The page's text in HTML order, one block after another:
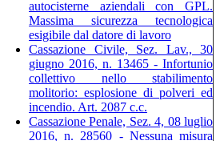
autocisterne aziendali con GPL.
Massima sicurezza tecnologica
esigibile dal datore di lavoro
Cassazione Civile, Sez. Lav., 30
giugno 2016, n. 13465 - Infortunio
collettivo nello stabilimento
molitorio: esplosione di polveri ed
incendio. Art. 2087 c.c.
Cassazione Penale, Sez. 4, 08 luglio
2016, n. 28560 - Nessuna misura